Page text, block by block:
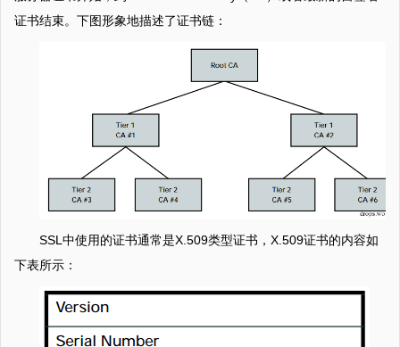
证书结束。下图形象地描述了证书链：
SSL中使用的证书通常是X.509类型证书，X.509证书的内容如
下表所示：